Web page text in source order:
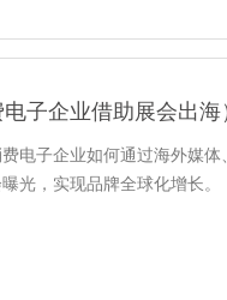
子企业借助展会出海
电子企业如何通过海外媒体
光，实现品牌全球化增长。